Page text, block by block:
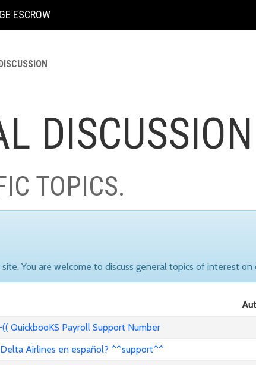
ESCROW
DISCUSSION
TOPICS.
You are welcome to discuss general topics of interest on
QuickbooKS Payroll Support Number
Airlines en español? ^^support^^